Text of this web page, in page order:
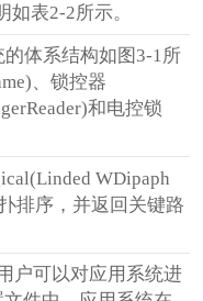
表2-2所示。
体系结构如图3-1所
、锁控器
和电控锁
WDipaph
排序，并返回关键路
户可以对应用系统进